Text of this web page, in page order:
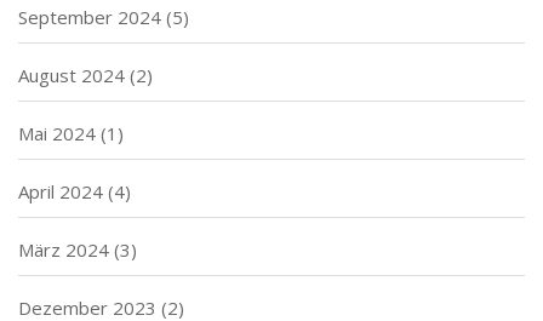
September 2024 (5)
August 2024 (2)
Mai 2024 (1)
April 2024 (4)
März 2024 (3)
Dezember 2023 (2)